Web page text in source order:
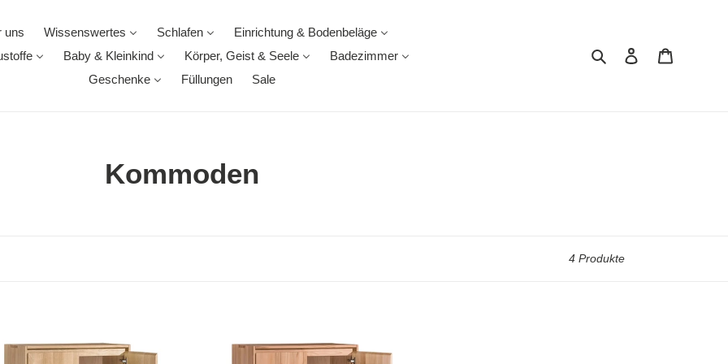
uns Wissenswertes Schlafen
Einrichtung & Bodenbeläge
Baby & Kleinkind Körper, Geist & Seele
Badezimmer
Geschenke
Füllungen Sale
Suchen Einloggen
K
o
Kommoden
4 Produkte